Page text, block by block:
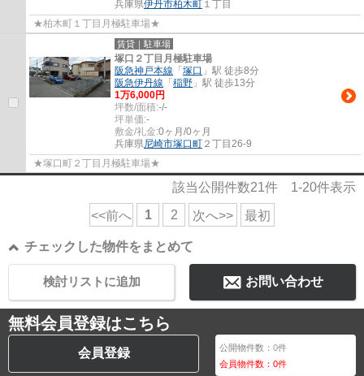
兵庫県伊丹市柏木町 １丁目
★柏木町１丁目月極駐車場★
賃貸｜駐車場
塚口２丁目月極駐車場
阪急神戸本線 「 塚口 」駅 徒歩8分
阪急伊丹線 「 稲野 」駅 徒歩13分
1万6,000円
坪数/面積:-/-
坪単価:-
敷金/礼金:0ヶ月/0ヶ月
兵庫県尼崎市塚口町 ２丁目26-9
★塚口町２丁目月極駐車場★
該当公開件数21件 1-20件表示
<<前へ 1 2 次へ>> 最初
チェックした物件をまとめて
お問い合わせ
検討リストに追加
無料会員登録はこちら
会員登録 公開物件数：0件
会員物件数：0件